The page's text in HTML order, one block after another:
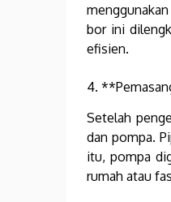
bor ini
efisien.
4.
Setelah
dan pompa.
itu, pompa
rumah atau